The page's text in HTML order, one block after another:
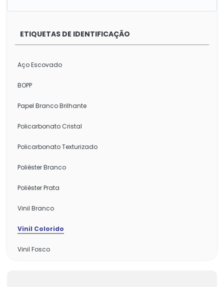
ETIQUETAS DE IDENTIFICAÇÃO
Aço Escovado
BOPP
Papel Branco Brilhante
Policarbonato Cristal
Policarbonato Texturizado
Poliéster Branco
Poliéster Prata
Vinil Branco
Vinil Colorido
Vinil Fosco